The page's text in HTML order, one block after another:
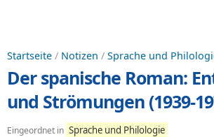
Startseite / Notizen / Sprache und
Der spanische Roman:
und Strömungen (1939-
Eingeordnet in Sprache und Philologie